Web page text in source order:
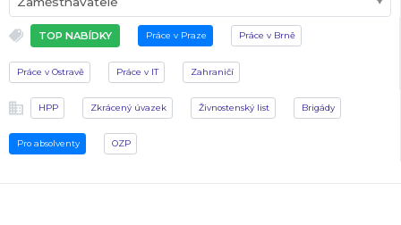
TOP NABÍDKY Práce v Praze Práce v Brně
Práce v Ostravě Práce v IT Zahraničí
HPP Zkrácený úvazek Živnostenský list Brigády
Pro absolventy OZP